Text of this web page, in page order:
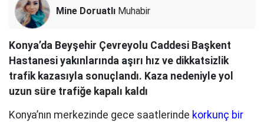
Mine Doruatlı Muhabir
Konya’da Beyşehir Çevreyolu Caddesi Başkent
Hastanesi yakınlarında aşırı hız ve dikkatsizlik
trafik kazasıyla sonuçlandı. Kaza nedeniyle yol
uzun süre trafiğe kapalı kaldı
Konya’nın merkezinde gece saatlerinde korkunç bir